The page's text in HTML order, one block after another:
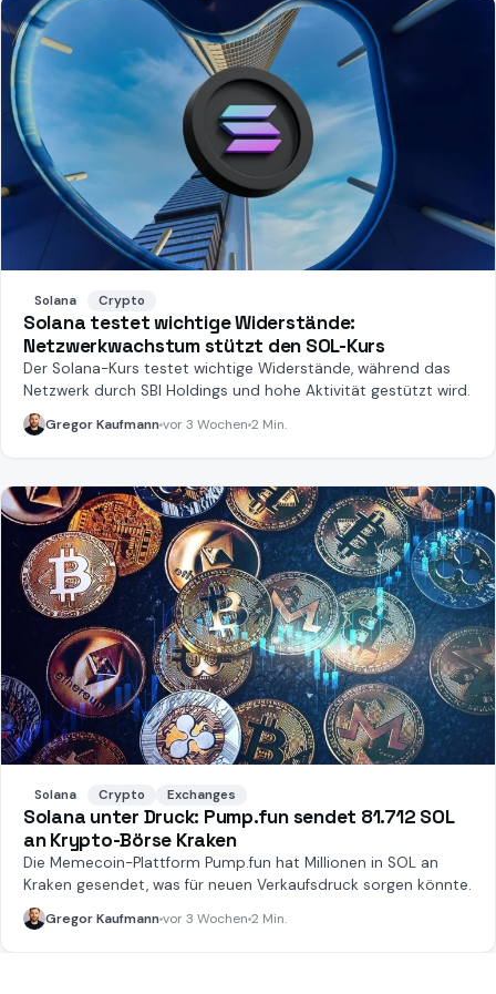
Solana Crypto
Solana testet wichtige Widerstände:
Netzwerkwachstum stützt den SOL-Kurs
Der Solana-Kurs testet wichtige Widerstände, während das
Netzwerk durch SBI Holdings und hohe Aktivität gestützt wird.
Gregor Kaufmannvor 3 Wochen 2 Min.
Solana Crypto Exchanges
Solana unter Druck: Pump.fun sendet 81.712 SOL
an Krypto-Börse Kraken
Die Memecoin-Plattform Pump.fun hat Millionen in SOL an
Kraken gesendet, was für neuen Verkaufsdruck sorgen könnte.
Gregor Kaufmannvor 3 Wochen 2 Min.